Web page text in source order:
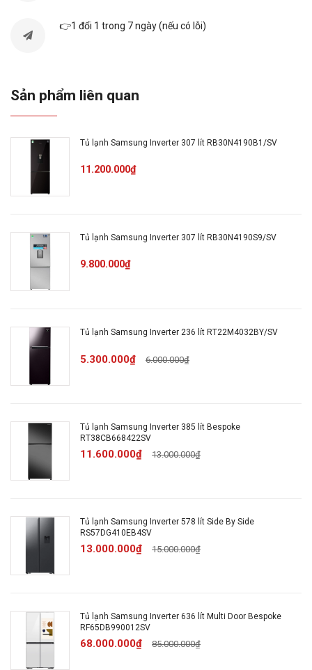
Dung tích tổng 655 lít
Dung tích ngăn
đông
Chất liệu cánh tủ
kiệm điện
Công nghệ bảo
quản thực phẩm
Công nghệ khử
mùi,diệt khuẩn
Than hoạt tính
Làm đá tự động Không có
👉1 đổi 1 trong 7 ngày (nếu có lỗi)
Sản phẩm liên quan
Tủ lạnh Samsung Inverter 307 lít RB30N4190B1/SV
11.200.000₫
Tủ lạnh Samsung Inverter 307 lít RB30N4190S9/SV
9.800.000₫
Tủ lạnh Samsung Inverter 236 lít RT22M4032BY/SV
5.300.000₫ 6.000.000₫
Tủ lạnh Samsung Inverter 385 lít Bespoke
RT38CB668422SV
11.600.000₫ 13.000.000₫
Tủ lạnh Samsung Inverter 578 lít Side By Side
RS57DG410EB4SV
13.000.000₫ 15.000.000₫
Tủ lạnh Samsung Inverter 636 lít Multi Door Bespoke
RF65DB990012SV
68.000.000₫ 85.000.000₫